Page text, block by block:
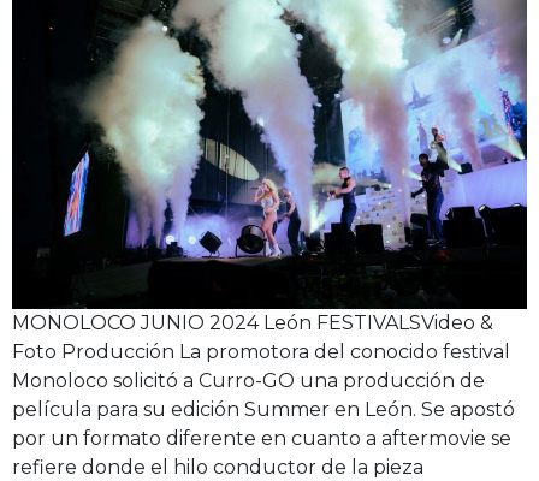
MONOLOCO JUNIO 2024 León FESTIVALSVideo &
Foto Producción La promotora del conocido festival
Monoloco solicitó a Curro-GO una producción de
película para su edición Summer en León. Se apostó
por un formato diferente en cuanto a aftermovie se
refiere donde el hilo conductor de la pieza